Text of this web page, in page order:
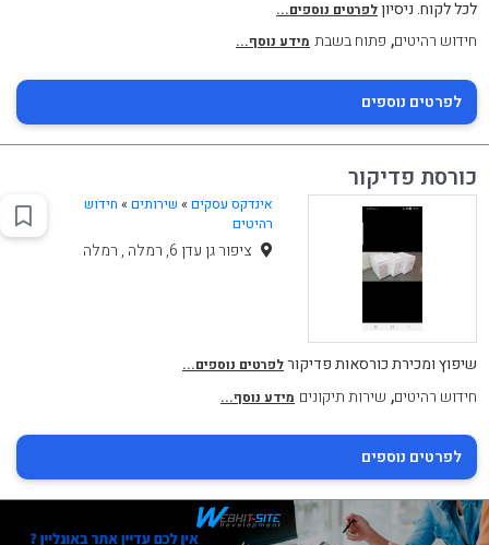
לכל לקוח. ניסיוןלפרטים נוספים...
חידוש רהיטים, פתוח בשבת מידע נוסף...
לפרטים נוספים
כורסת פדיקור
אינדקס עסקים » שירותים» חידוש
רהיטים
ציפור גן עדן 6, רמלה , רמלה
שיפוץ ומכירת כורסאות פדיקורלפרטים נוספים...
חידוש רהיטים, שירות תיקונים מידע נוסף...
לפרטים נוספים